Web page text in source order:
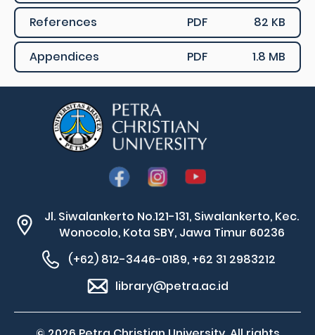
References PDF 82 KB
Appendices PDF 1.8 MB
Jl. Siwalankerto No.121-131, Siwalankerto, Kec.
Wonocolo, Kota SBY, Jawa Timur 60236
(+62) 812-3446-0189, +62 31 2983212
library@petra.ac.id